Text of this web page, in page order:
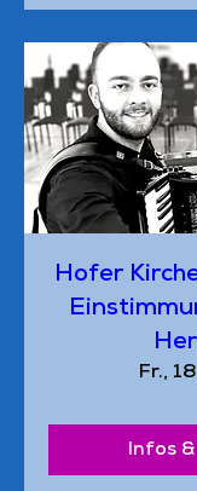
Hofer
Fr.,
Infos